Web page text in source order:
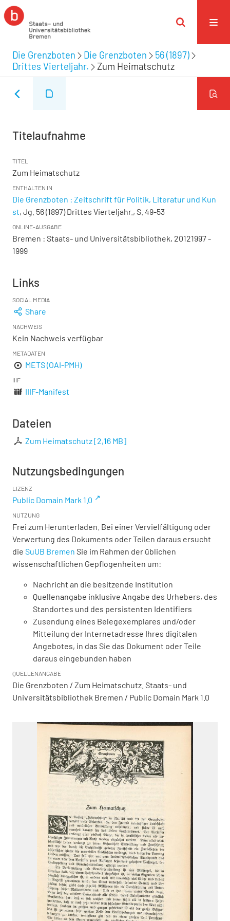
Die Grenzboten Die Grenzboten
56 (1897)
Drittes Vierteljahr.
Zum Heimatschutz
Titelaufnahme
TITEL
Zum Heimatschutz
ENTHALTEN IN
Die Grenzboten : Zeitschrift für Politik, Literatur und Kun
st, Jg. 56 (1897) Drittes Vierteljahr., S. 49-53
ONLINE-AUSGABE
Bremen : Staats- und Universitätsbibliothek, 20121997 -
1999
Links
SOCIAL MEDIA
Share
NACHWEIS
Kein Nachweis verfügbar
METADATEN
METS (OAI-PMH)
IIIF
IIIF-Manifest
Dateien
Zum Heimatschutz[2,16 MB]
Nutzungsbedingungen
LIZENZ
Public Domain Mark 1.0
NUTZUNG
Frei zum Herunterladen. Bei einer Vervielfältigung oder
Verwertung des Dokuments oder Teilen daraus ersucht
die SuUB Bremen Sie im Rahmen der üblichen
wissenschaftlichen Gepflogenheiten um:
Nachricht an die besitzende Institution
Quellenangabe inklusive Angabe des Urhebers, des
Standortes und des persistenten Identifiers
Zusendung eines Belegexemplares und/oder
Mitteilung der Internetadresse Ihres digitalen
Angebotes, in das Sie das Dokument oder Teile
daraus eingebunden haben
QUELLENANGABE
Die Grenzboten / Zum Heimatschutz. Staats- und
Universitätsbibliothek Bremen / Public Domain Mark 1.0